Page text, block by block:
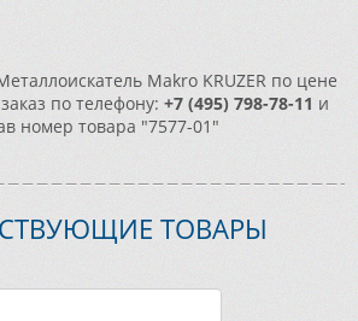
Makro KRUZER по цене
по телефону: +7 (495) 798-78-11 и
номер товара "7577-01"
ТОВАРЫ